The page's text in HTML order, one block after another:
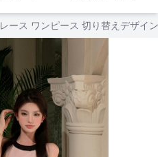
レース ワンピース 切り替えデザイ